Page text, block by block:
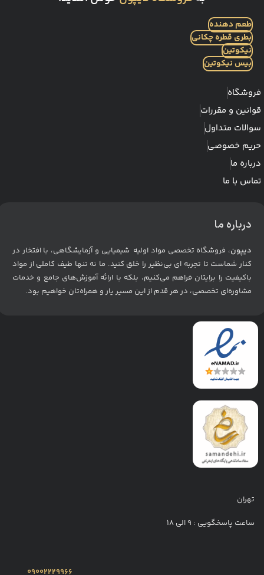
طعم دهنده
بطری قطره چکانی
نیکوتین
بیس نیکوتین
فروشگاه
قوانین و مقررات
سوالات متداول
حریم خصوصی
درباره ما
تماس با ما
درباره ما
دیپون، فروشگاه تخصصی مواد اولیه شیمیایی و آزمایشگاهی، با افتخار در
کنار شماست تا تجربه ای بی‌نظیر را خلق کنید. ما نه تنها طیف کاملی از مواد
باکیفیت را برایتان فراهم می‌کنیم، بلکه با ارائه آموزش‌های جامع و خدمات
مشاوره‌ای تخصصی، در هر قدم از این مسیر یار و همراه‌تان خواهیم بود.
تهران
ساعت پاسخگویی : 9 الی 18
09002229966